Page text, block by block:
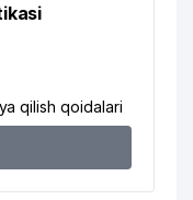
qilish qoidalari